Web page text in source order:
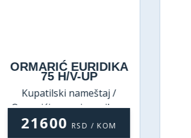
EURIDIKA
75 H/V-UP
Kupatilski nameštaj /
sa umivaonikom
21600 RSD / KOM